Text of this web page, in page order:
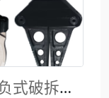
轻型液压破拆工具组1系背负式破拆工具